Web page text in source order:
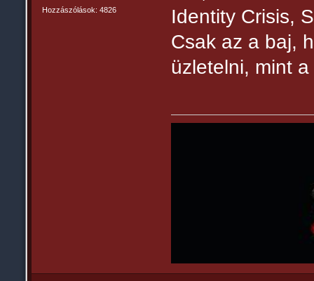
Hozzászólások: 4826
Identity Crisis,
Csak az a baj,
üzletelni, mint